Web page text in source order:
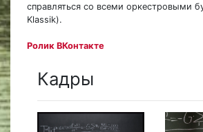
справляться со всеми оркестровыми
Klassik).
Ролик ВКонтакте
Кадры